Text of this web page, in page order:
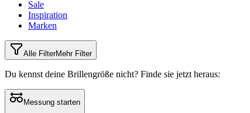
Sale
Inspiration
Marken
Alle FilterMehr Filter
Du kennst deine Brillengröße nicht? Finde sie jetzt heraus:
Messung starten